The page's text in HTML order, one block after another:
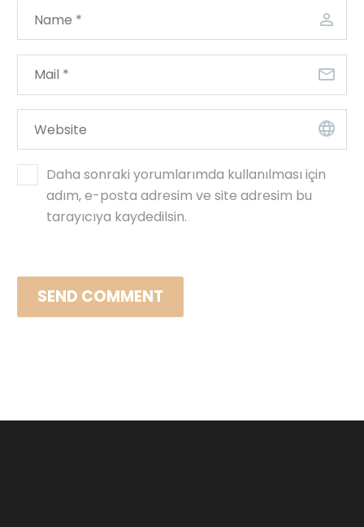
Daha sonraki yorumlarımda kullanılması için
adım, e-posta adresim ve site adresim bu
tarayıcıya kaydedilsin.
SEND COMMENT